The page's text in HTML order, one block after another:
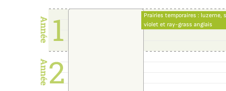
Prairies temporaires : luzerne,
violet et ray-grass anglais
Prairies temporaires : luzerne,
violet et ray-grass anglais